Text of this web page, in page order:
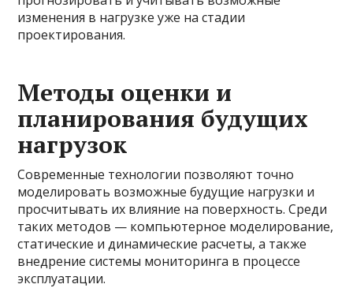
изменения в нагрузке уже на стадии
проектирования.
Методы оценки и
планирования будущих
нагрузок
Современные технологии позволяют точно
моделировать возможные будущие нагрузки и
просчитывать их влияние на поверхность. Среди
таких методов — компьютерное моделирование,
статические и динамические расчеты, а также
внедрение системы мониторинга в процессе
эксплуатации.